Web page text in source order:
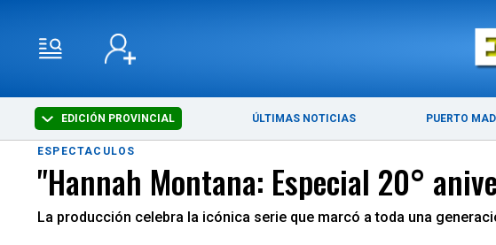
EDICIÓN PROVINCIAL ÚLTIMAS NOTICIAS PUERTO
ESPECTACULOS
"Hannah Montana: Especial 20°
La producción celebra la icónica serie que marcó a toda una